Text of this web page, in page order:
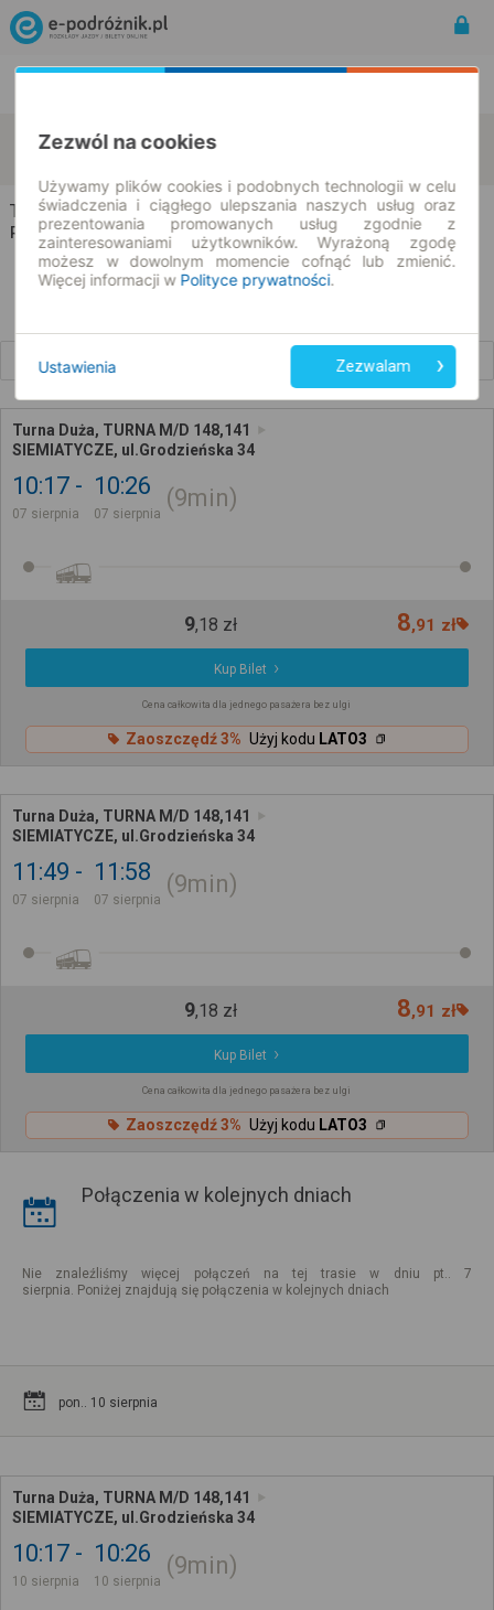
Turna Duża
Siemiatycze
Turna Duża → Siemiatycze
Rozkład jazdy i bilety
Turna Duża, TURNA M/D 148,141
SIEMIATYCZE, ul.Grodzieńska 34
10:17
07 sierpnia
10:26
07 sierpnia
9min
9,18 zł 8,91 zł
Kup Bilet
Cena całkowita dla jednego pasażera bez ulgi
Zaoszczędź 3% Użyj kodu LATO3
Turna Duża, TURNA M/D 148,141
SIEMIATYCZE, ul.Grodzieńska 34
11:49
07 sierpnia
11:58
07 sierpnia
9min
9,18 zł 8,91 zł
Kup Bilet
Cena całkowita dla jednego pasażera bez ulgi
Zaoszczędź 3% Użyj kodu LATO3
Połączenia w kolejnych dniach
Nie znaleźliśmy więcej połączeń na tej trasie w dniu pt.. 7
sierpnia. Poniżej znajdują się połączenia w kolejnych dniach
pon.. 10 sierpnia
Turna Duża, TURNA M/D 148,141
SIEMIATYCZE, ul.Grodzieńska 34
10:17
10 sierpnia
10:26
10 sierpnia
9min
Zezwól na cookies
Używamy plików cookies i podobnych technologii w celu
świadczenia i ciągłego ulepszania naszych usług oraz
prezentowania promowanych usług zgodnie z
zainteresowaniami użytkowników. Wyrażoną zgodę
możesz w dowolnym momencie cofnąć lub zmienić.
Więcej informacji w Polityce prywatności.
Ustawienia Zezwalam